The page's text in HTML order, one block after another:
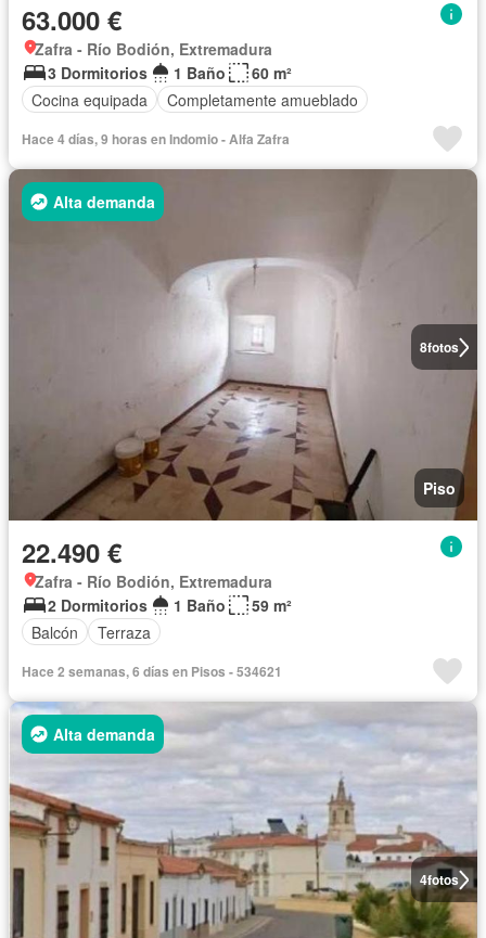
63.000 €
Zafra - Río Bodión, Extremadura
3 Dormitorios
1 Baño
60 m²
Cocina equipada
Completamente amueblado
Hace 4 días, 9 horas en Indomio - Alfa Zafra
8fotos
Alta demanda
Piso
22.490 €
Zafra - Río Bodión, Extremadura
2 Dormitorios
1 Baño
59 m²
Balcón
Terraza
Hace 2 semanas, 6 días en Pisos - 534621
4fotos
Alta demanda